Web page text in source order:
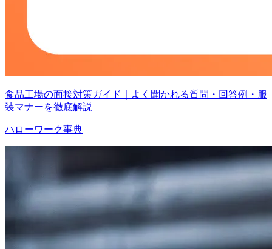
食品工場の面接対策ガイド｜よく聞かれる質問・回答例・服
装マナーを徹底解説
ハローワーク事典